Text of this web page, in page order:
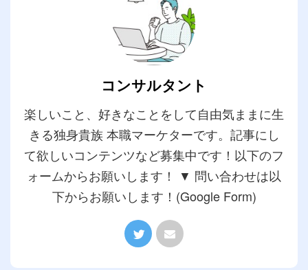
コンサルタント
楽しいこと、好きなことをして自由気ままに生
きる独身貴族 本職マーケターです。記事にし
て欲しいコンテンツなど募集中です！以下のフ
ォームからお願いします！ ▼ 問い合わせは以
下からお願いします！(Google Form)